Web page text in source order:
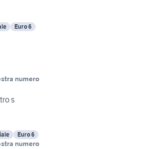
Euro 6
numero
s
Euro 6
numero